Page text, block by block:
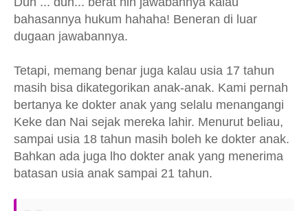
bahasannya hukum hahaha! Beneran di luar
dugaan jawabannya.
Tetapi, memang benar juga kalau usia 17 tahun
masih bisa dikategorikan anak-anak. Kami pernah
bertanya ke dokter anak yang selalu menangangi
Keke dan Nai sejak mereka lahir. Menurut beliau,
sampai usia 18 tahun masih boleh ke dokter anak.
Bahkan ada juga lho dokter anak yang menerima
batasan usia anak sampai 21 tahun.